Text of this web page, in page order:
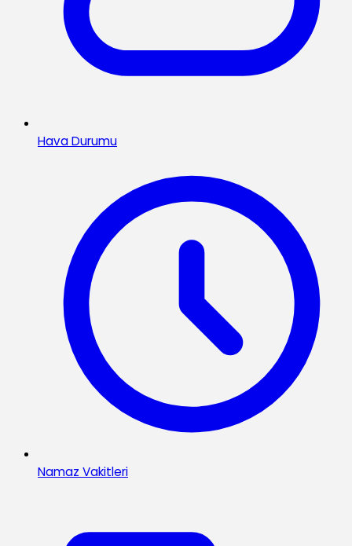
Hava Durumu
Namaz Vakitleri